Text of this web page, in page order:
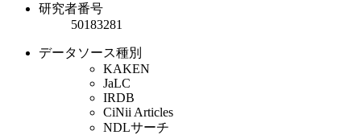
研究者番号
50183281
データソース種別
KAKEN
JaLC
IRDB
CiNii Articles
NDLサーチ